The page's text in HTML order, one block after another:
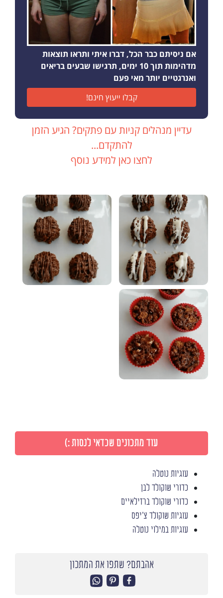
אם ניסיתם כבר הכל, דברו איתי ותראו תוצאות
מדהימות תוך 10 ימים, תרגישו שבעים בריאים
ואנרגטיים יותר מאי פעם
קבלו ייעוץ חינם!
עדיין מנהלים קניות עם פתקים? הגיע הזמן
להתקדם...
לחצו כאן למידע נוסף
עוד מתכונים שכדאי לנסות :)
עוגיות נוטלה
כדורי שוקולד לבן
כדורי שוקולד ברזילאיים
עוגיות שוקולד צ'יפס
עוגיות במילוי נוטלה
אהבתם? שתפו את המתכון